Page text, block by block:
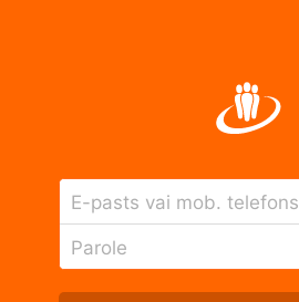
E-pasts vai mob. telefons
Parole